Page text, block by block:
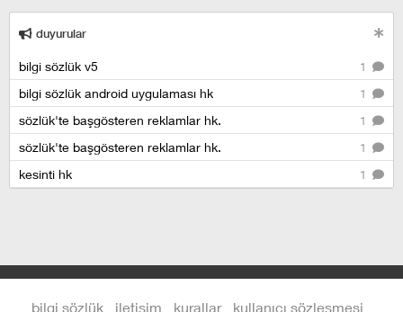
duyurular
1
bilgi sözlük v5
1
bilgi sözlük android uygulaması hk
1
sözlük'te başgösteren reklamlar hk.
1
sözlük'te başgösteren reklamlar hk.
1
kesinti hk
bilgi sözlük iletişim kurallar kullanıcı sözleşmesi